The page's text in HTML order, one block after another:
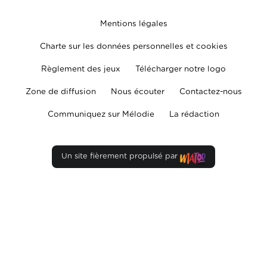
Mentions légales
Charte sur les données personnelles et cookies
Règlement des jeux Télécharger notre logo
Zone de diffusion Nous écouter Contactez-nous
Communiquez sur Mélodie La rédaction
Un site fièrement propulsé par